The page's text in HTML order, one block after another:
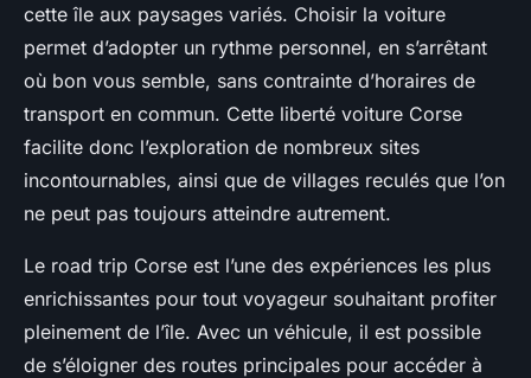
cette île aux paysages variés. Choisir la voiture
permet d’adopter un rythme personnel, en s’arrêtant
où bon vous semble, sans contrainte d’horaires de
transport en commun. Cette liberté voiture Corse
facilite donc l’exploration de nombreux sites
incontournables, ainsi que de villages reculés que l’on
ne peut pas toujours atteindre autrement.
Le road trip Corse est l’une des expériences les plus
enrichissantes pour tout voyageur souhaitant profiter
pleinement de l’île. Avec un véhicule, il est possible
de s’éloigner des routes principales pour accéder à